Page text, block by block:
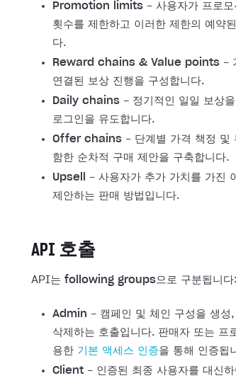
Promotion limits - 사용자가 프로
횟수를 제한하고 이러한 제한의 예약
다.
Reward chains & Value points -
연결된 보상 진행을 구성합니다.
Daily chains - 정기적인 일일 보상
로그인을 유도합니다.
Offer chains - 단계별 가격 책정 및
함한 순차적 구매 제안을 구축합니다.
Upsell
- 사용자가 추가 가치를 가진
제안하는 판매 방법입니다.
API 호출
API는 following groups으로 구분됩니다:
Admin - 캠페인 및 체인 구성을 생성
삭제하는 호출입니다. 판매자 또는 프
용한 기본 액세스 인증을 통해 인증됩
Client - 인증된 최종 사용자를 대신